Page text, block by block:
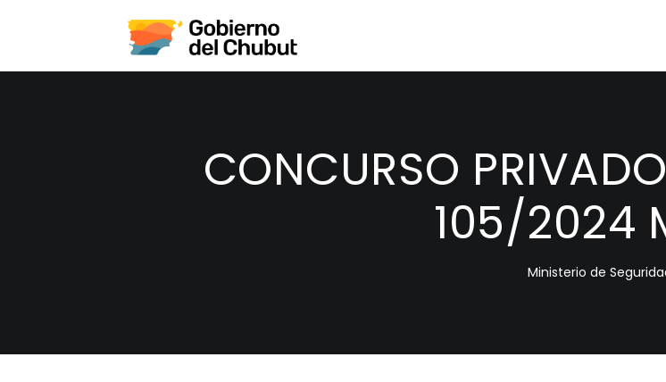
CONCURSO
105/2024
Ministerio de